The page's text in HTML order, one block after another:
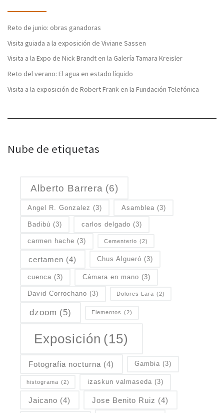
Reto de junio: obras ganadoras
Visita guiada a la exposición de Viviane Sassen
Visita a la Expo de Nick Brandt en la Galería Tamara Kreisler
Reto del verano: El agua en estado líquido
Visita a la exposición de Robert Frank en la Fundación Telefónica
Nube de etiquetas
Alberto Barrera (6)
Angel R. Gonzalez (3) Asamblea (3)
Badibú (3) carlos delgado (3)
carmen hache (3) Cementerio (2)
certamen (4) Chus Algueró (3)
cuenca (3) Cámara en mano (3)
David Corrochano (3) Dolores Lara (2)
dzoom (5) Elementos (2)
Exposición (15)
Fotografia nocturna (4) Gambia (3)
histograma (2) izaskun valmaseda (3)
Jaicano (4) Jose Benito Ruiz (4)